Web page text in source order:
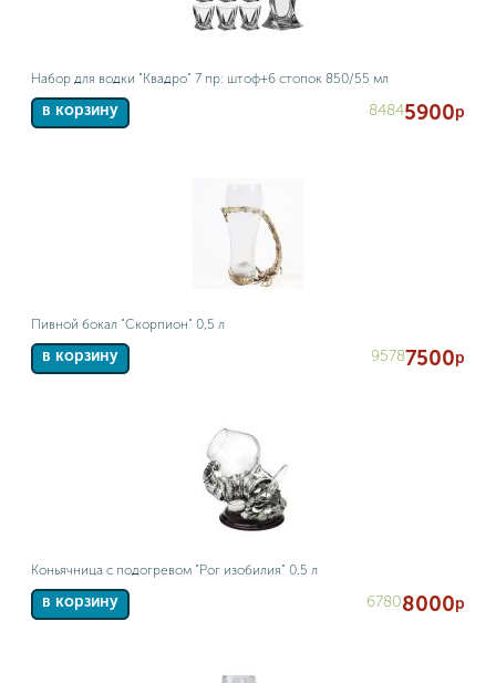
Набор для водки "Квадро" 7 пр: штоф+6 стопок 850/55 мл
в корзину 84845900р
Пивной бокал "Скорпион" 0,5 л
в корзину 95787500р
Коньячница с подогревом "Рог изобилия" 0.5 л
в корзину 67808000р